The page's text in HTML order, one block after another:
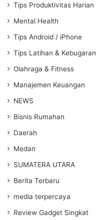
Tips Produktivitas Harian
Mental Health
Tips Android / iPhone
Tips Latihan & Kebugaran
Olahraga & Fitness
Manajemen Keuangan
NEWS
Bisnis Rumahan
Daerah
Medan
SUMATERA UTARA
Berita Terbaru
media terpercaya
Review Gadget Singkat